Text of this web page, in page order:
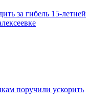
за гибель 15-летней
поручили ускорить